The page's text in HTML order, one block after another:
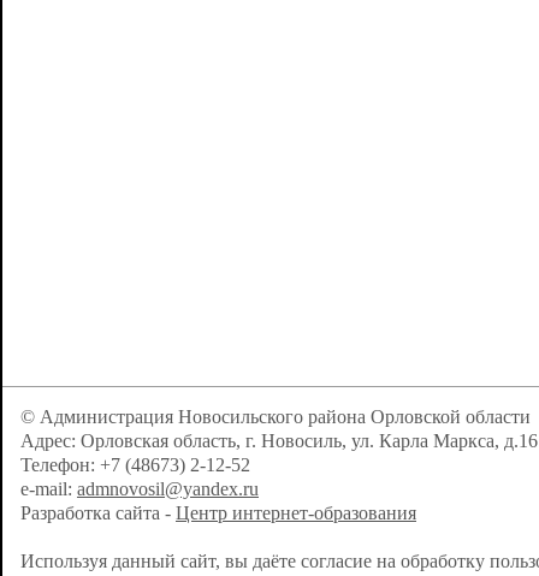
© Администрация Новосильского района Орловской области
Адрес: Орловская область, г. Новосиль, ул. Карла Маркса, д.16
Телефон: +7 (48673) 2-12-52
e-mail: admnovosil@yandex.ru
Разработка сайта - Центр интернет-образования
Используя данный сайт, вы даёте согласие на обработку